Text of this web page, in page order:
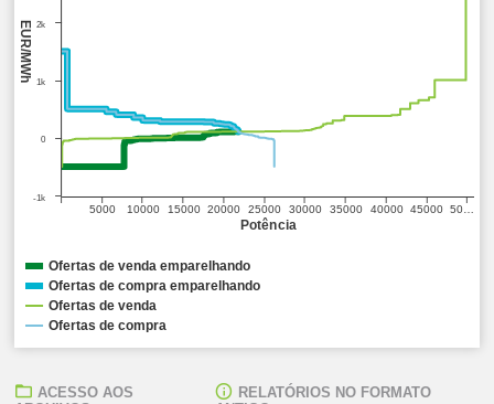
Potência
EUR/MWh
5000 10000 15000 20000 25000 30000 35000 40000 45000 50…
-1k
0
1k
2k
Ofertas de venda emparelhando
Ofertas de compra emparelhando
Ofertas de venda
Ofertas de compra
ACESSO AOS
RELATÓRIOS NO FORMATO